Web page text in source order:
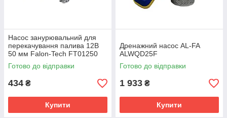
Насос занурювальний для
перекачування палива 12В
50 мм Falon-Tech FT01250
Готово до відправки
434 ₴
Купити
Дренажний насос AL-FA
ALWQD25F
Готово до відправки
1 933 ₴
Купити